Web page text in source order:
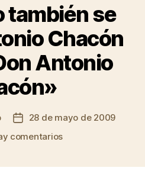
también se
Chacón
Antonio
Fecha28 de mayo de 2009
comentariosen